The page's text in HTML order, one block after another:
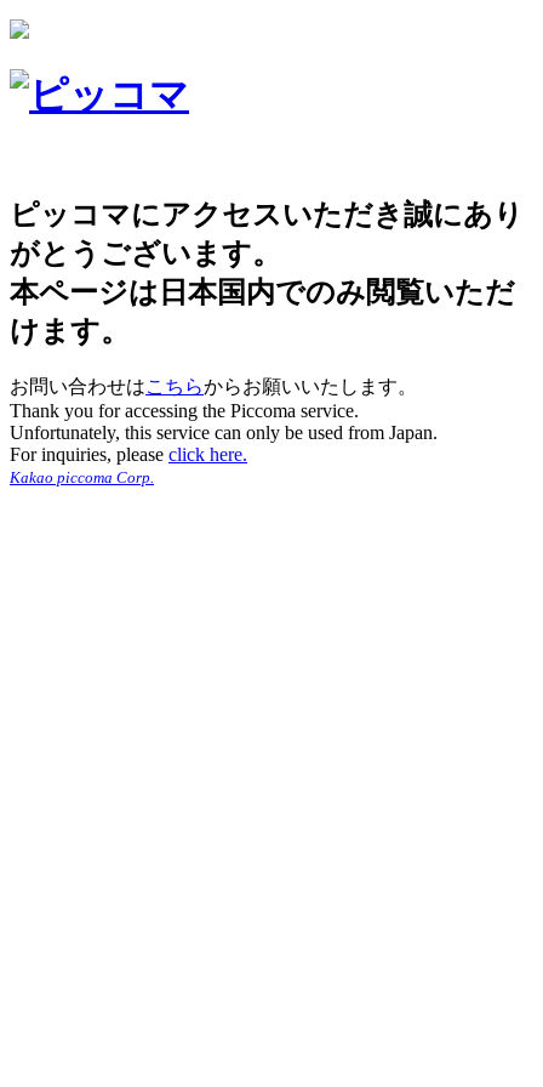
ピッコマにアクセスいただき誠にあり
がとうございます。
本ページは日本国内でのみ閲覧いただ
けます。
お問い合わせはこちらからお願いいたします。
Thank you for accessing the Piccoma service.
Unfortunately, this service can only be used from Japan.
For inquiries, please click here.
Kakao piccoma Corp.